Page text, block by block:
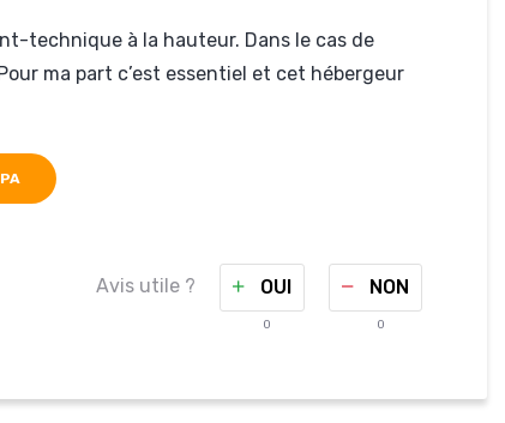
technique à la hauteur. Dans le cas de
ma part c’est essentiel et cet hébergeur
Avis utile ? OUI
0
NON
0